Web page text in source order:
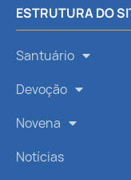
ESTRUTURA DO
Santuário
Devoção
Novena
Notícias